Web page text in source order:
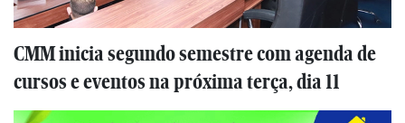
CMM inicia segundo semestre com agenda de
cursos e eventos na próxima terça, dia 11